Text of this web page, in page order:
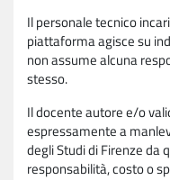
Il personale tecnico
piattaforma agisce su
non assume alcuna
stesso.
Il docente autore e/o
espressamente a
degli Studi di Firenze da
responsabilità, costo o